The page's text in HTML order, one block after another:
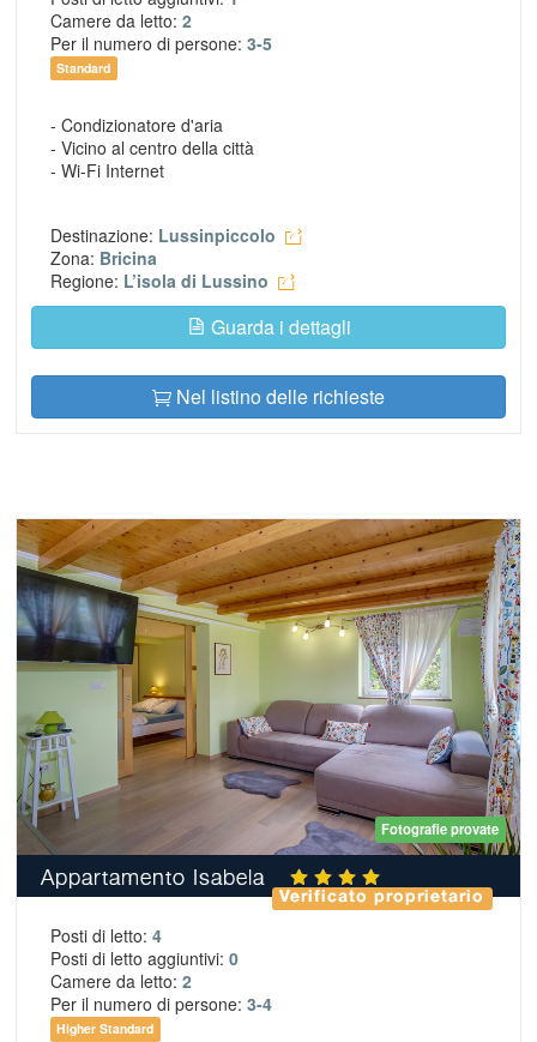
Camere da letto: 2
Per il numero di persone: 3-5
Standard
- Condizionatore d'aria
- Vicino al centro della città
- Wi-Fi Internet
Destinazione: Lussinpiccolo
Zona: Bricina
Regione: L’isola di Lussino
Guarda i dettagli
Nel listino delle richieste
Fotografie provate
Appartamento Isabela
Verificato proprietario
Posti di letto: 4
Posti di letto aggiuntivi: 0
Camere da letto: 2
Per il numero di persone: 3-4
Higher Standard